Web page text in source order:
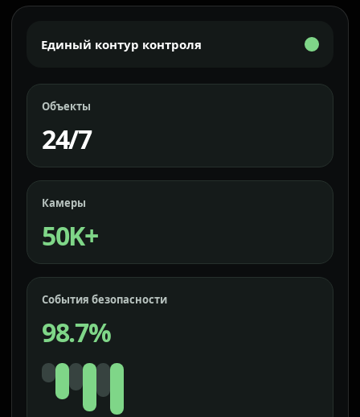
Единый контур контроля
Объекты
24/7
Камеры
50K+
События безопасности
98.7%